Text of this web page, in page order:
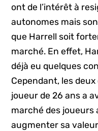
ont de l’intérêt à
autonomes mais
que Harrell soit
marché. En effet,
déjà eu quelques
Cependant, les
joueur de 26 ans a
marché des joueurs
augmenter sa